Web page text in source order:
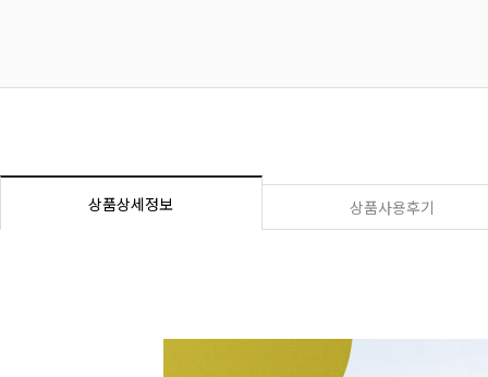
상품상세정보 상품사용후기